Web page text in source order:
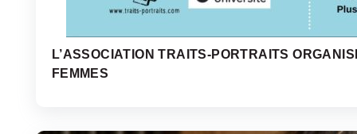
L’ASSOCIATION TRAITS-PORTRAITS
FEMMES